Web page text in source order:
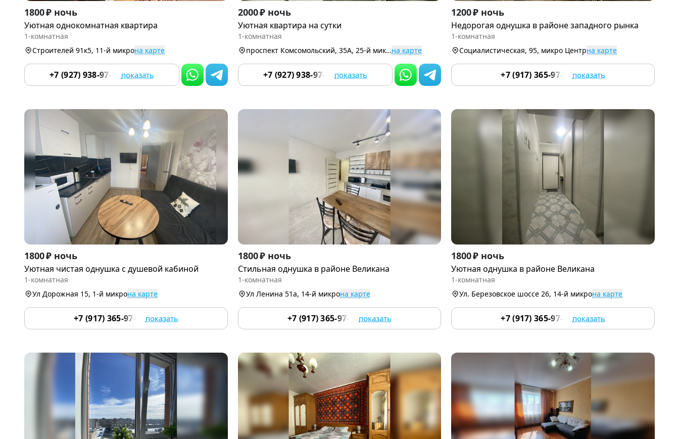
Item
1
of
1800 ₽ ночь
Уютная однокомнатная квартира
1-комнатная
Строителей 91к5, 11-й микрона карте
+7 (927) 938-97-70 показать
Item
1
of
2000 ₽ ночь
Уютная квартира на сутки
1-комнатная
проспект Комсомольский, 35А, 25-й микрона карте
+7 (927) 938-97-70 показать
Item
1
of
1200 ₽ ночь
Недорогая однушка в районе западного рынка
1-комнатная
Социалистическая, 95, микро Центрна карте
+7 (917) 365-97-37 показать
Item
1
of
1800 ₽ ночь
Уютная чистая однушка с душевой кабиной
1-комнатная
Ул Дорожная 15, 1-й микрона карте
+7 (917) 365-97-37 показать
Item
1
of
1800 ₽ ночь
Стильная однушка в районе Великана
1-комнатная
Ул Ленина 51а, 14-й микрона карте
+7 (917) 365-97-37 показать
Item
1
of
1800 ₽ ночь
Уютная однушка в районе Великана
1-комнатная
Ул. Березовское шоссе 26, 14-й микрона карте
+7 (917) 365-97-37 показать